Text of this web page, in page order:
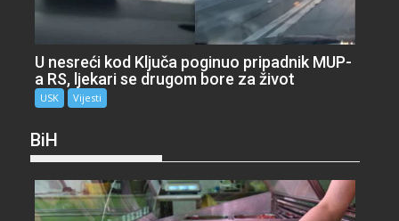
U nesreći kod Ključa poginuo pripadnik MUP-
a RS, ljekari se drugom bore za život
USK Vijesti
BiH